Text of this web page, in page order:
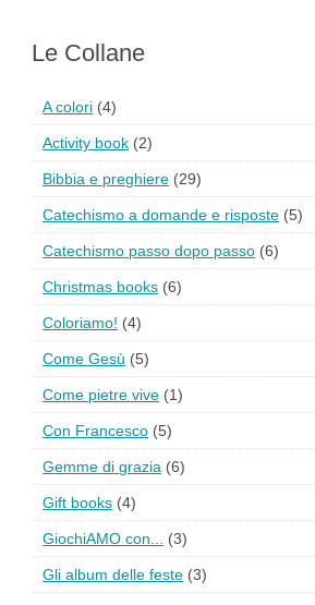
Le Collane
A colori (4)
Activity book (2)
Bibbia e preghiere (29)
Catechismo a domande e risposte (5)
Catechismo passo dopo passo (6)
Christmas books (6)
Coloriamo! (4)
Come Gesù (5)
Come pietre vive (1)
Con Francesco (5)
Gemme di grazia (6)
Gift books (4)
GiochiAMO con... (3)
Gli album delle feste (3)